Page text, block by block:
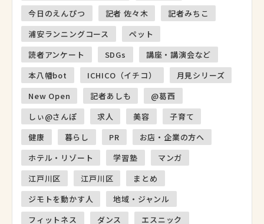
今日のえんぴつ
記者 佐々木
記者みちこ
浦安ランニングコース
ペット
読者アンケート
SDGs
講座・講演会など
本八幡bot
ICHICO（イチコ）
月見シリーズ
New Open
記者あしも
@葛西
しぃ@さんぽ
求人 美容
子育て
健康
暮らし PR
お店・企業の方へ
ホテル・リゾート
学習塾
マンガ
江戸川区
江戸川区
まとめ
ジモトを動かす人
地域・ジャンル
フィットネス
ダンス
エスニック